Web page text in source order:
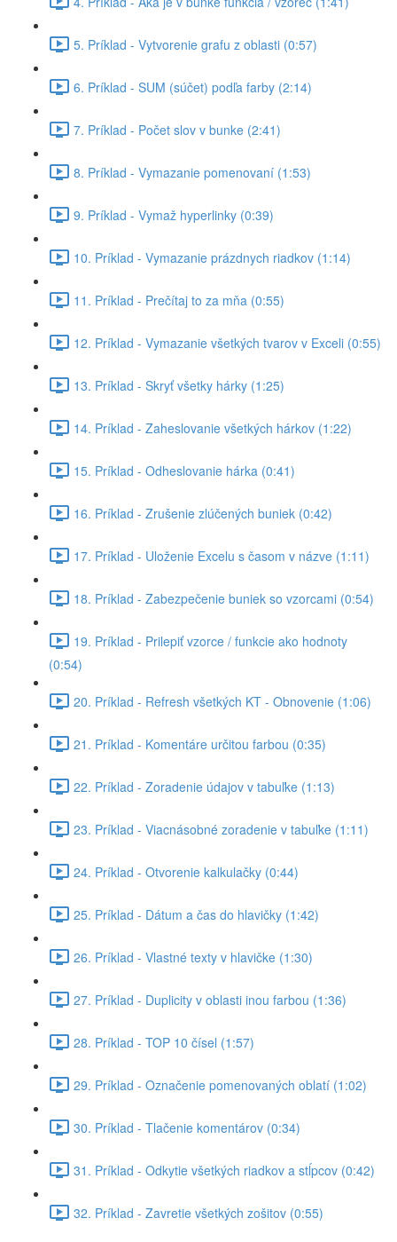
5. Príklad - Vytvorenie grafu z oblasti (0:57)
6. Príklad - SUM (súčet) podľa farby (2:14)
7. Príklad - Počet slov v bunke (2:41)
8. Príklad - Vymazanie pomenovaní (1:53)
9. Príklad - Vymaž hyperlinky (0:39)
10. Príklad - Vymazanie prázdnych riadkov (1:14)
11. Príklad - Prečítaj to za mňa (0:55)
12. Príklad - Vymazanie všetkých tvarov v Exceli (0:55)
13. Príklad - Skryť všetky hárky (1:25)
14. Príklad - Zaheslovanie všetkých hárkov (1:22)
15. Príklad - Odheslovanie hárka (0:41)
16. Príklad - Zrušenie zlúčených buniek (0:42)
17. Príklad - Uloženie Excelu s časom v názve (1:11)
18. Príklad - Zabezpečenie buniek so vzorcami (0:54)
19. Príklad - Prilepiť vzorce / funkcie ako hodnoty
(0:54)
20. Príklad - Refresh všetkých KT - Obnovenie (1:06)
21. Príklad - Komentáre určitou farbou (0:35)
22. Príklad - Zoradenie údajov v tabuľke (1:13)
23. Príklad - Viacnásobné zoradenie v tabuľke (1:11)
24. Príklad - Otvorenie kalkulačky (0:44)
25. Príklad - Dátum a čas do hlavičky (1:42)
26. Príklad - Vlastné texty v hlavičke (1:30)
27. Príklad - Duplicity v oblasti inou farbou (1:36)
28. Príklad - TOP 10 čísel (1:57)
29. Príklad - Označenie pomenovaných oblatí (1:02)
30. Príklad - Tlačenie komentárov (0:34)
31. Príklad - Odkytie všetkých riadkov a stĺpcov (0:42)
32. Príklad - Zavretie všetkých zošitov (0:55)